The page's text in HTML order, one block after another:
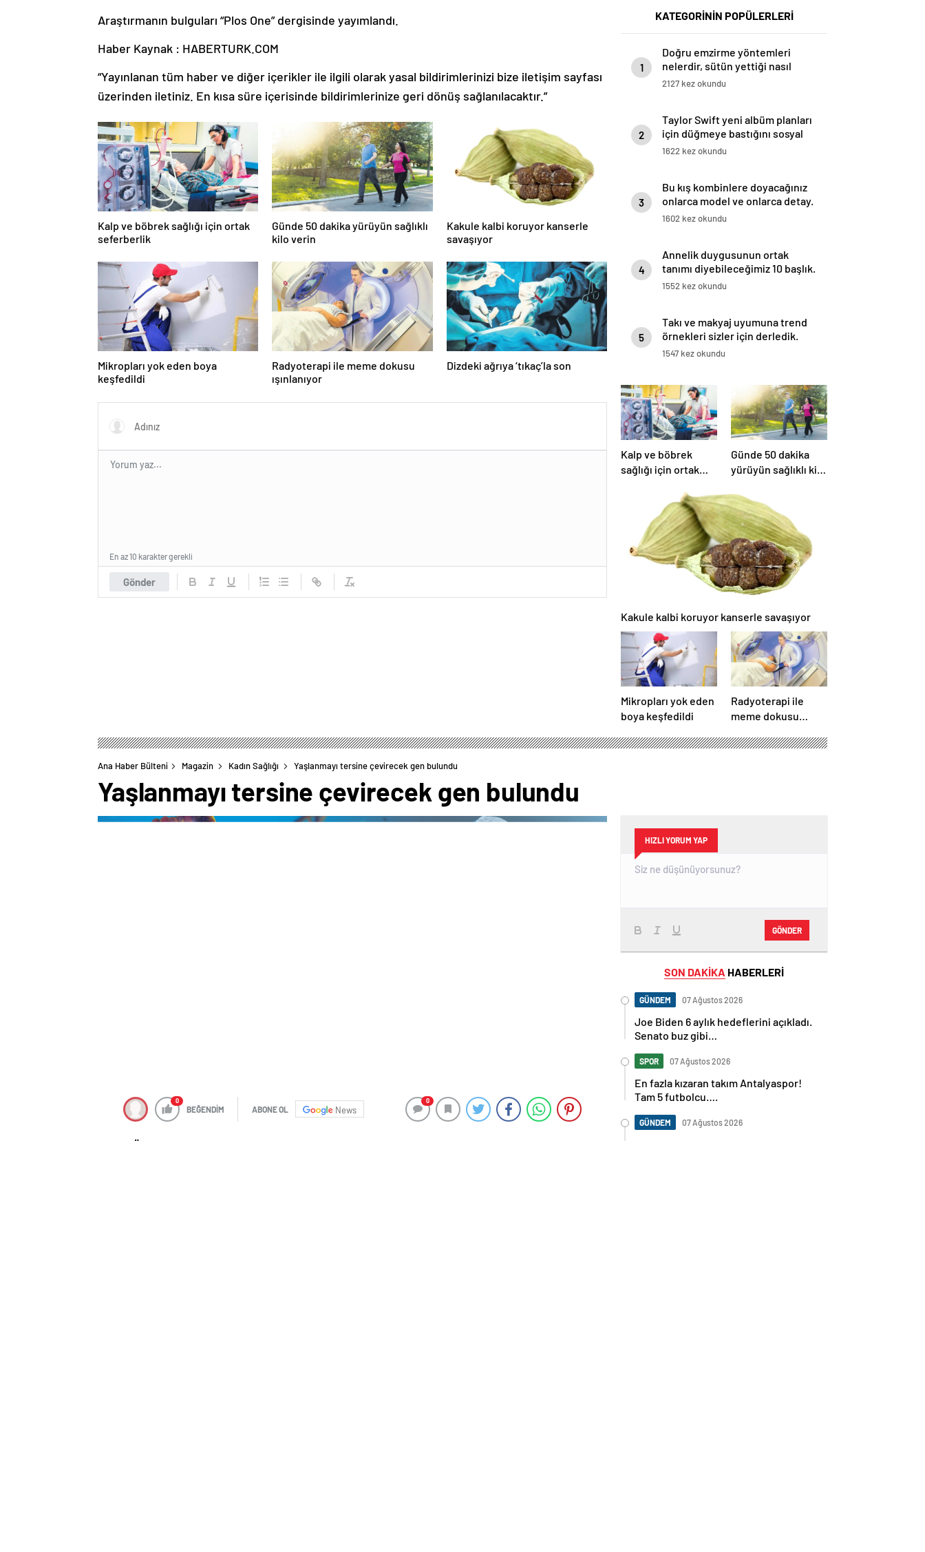
Araştırmanın bulguları “Plos One” dergisinde yayımlandı.
Haber Kaynak : HABERTURK.COM
“Yayınlanan tüm haber ve diğer içerikler ile ilgili olarak yasal bildirimlerinizi bize iletişim sayfası
üzerinden iletiniz. En kısa süre içerisinde bildirimlerinize geri dönüş sağlanılacaktır.”
Kalp ve böbrek sağlığı için ortak
seferberlik
Günde 50 dakika yürüyün sağlıklı
kilo verin
Kakule kalbi koruyor kanserle
savaşıyor
Mikropları yok eden boya
keşfedildi
Radyoterapi ile meme dokusu
ışınlanıyor
Dizdeki ağrıya ‘tıkaç’la son
Gönder
En az 10 karakter gerekli
KATEGORİNİN POPÜLERLERİ
1
Doğru emzirme yöntemleri
nelerdir, sütün yettiği nasıl
anlaşılır?
2127 kez okundu
2
Taylor Swift yeni albüm planları
için düğmeye bastığını sosyal
medyadan duyurdu!
1622 kez okundu
3
Bu kış kombinlere doyacağınız
onlarca model ve onlarca detay.
1602 kez okundu
4
Annelik duygusunun ortak
tanımı diyebileceğimiz 10 başlık.
1552 kez okundu
5
Takı ve makyaj uyumuna trend
örnekleri sizler için derledik.
1547 kez okundu
Kalp ve böbrek
sağlığı için ortak
Günde 50 dakika
yürüyün sağlıklı kilo
Kakule kalbi koruyor kanserle savaşıyor
Mikropları yok eden
boya keşfedildi
Radyoterapi ile
meme dokusu
Ana Haber Bülteni Magazin Kadın Sağlığı Yaşlanmayı tersine çevirecek gen bulundu
Yaşlanmayı tersine çevirecek gen bulundu
0
BEĞENDİM ABONE OL News
0
Osaka Üniversitesi’nden araştırmacılar, AP2A1 adlı protein alt biriminin, yaşlanmış hücrelerin
HIZLI YORUM YAP
GÖNDER
SON DAKİKA HABERLERİ
GÜNDEM 07 Ağustos 2026
Joe Biden 6 aylık hedeflerini açıkladı.
Senato buz gibi…
SPOR 07 Ağustos 2026
En fazla kızaran takım Antalyaspor!
Tam 5 futbolcu….
GÜNDEM 07 Ağustos 2026